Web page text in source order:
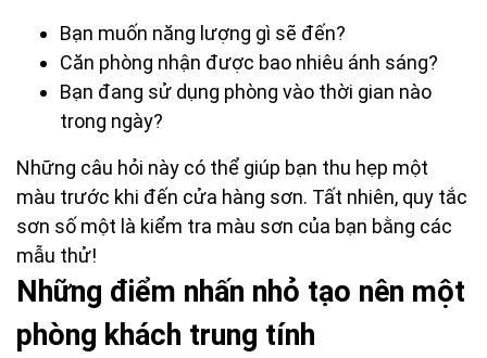
Bạn muốn năng lượng gì sẽ đến?
Căn phòng nhận được bao nhiêu ánh sáng?
Bạn đang sử dụng phòng vào thời gian nào
trong ngày?
Những câu hỏi này có thể giúp bạn thu hẹp một
màu trước khi đến cửa hàng sơn. Tất nhiên, quy tắc
sơn số một là kiểm tra màu sơn của bạn bằng các
mẫu thử!
Những điểm nhấn nhỏ tạo nên một
phòng khách trung tính